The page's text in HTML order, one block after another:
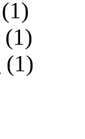
(1)
(1)
(1)